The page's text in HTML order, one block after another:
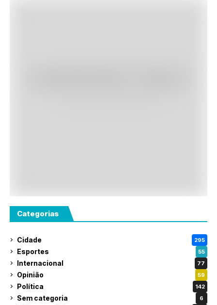
Categorias
Cidade 295
Esportes 55
Internacional 77
Opinião 59
Política 142
Sem categoria 6